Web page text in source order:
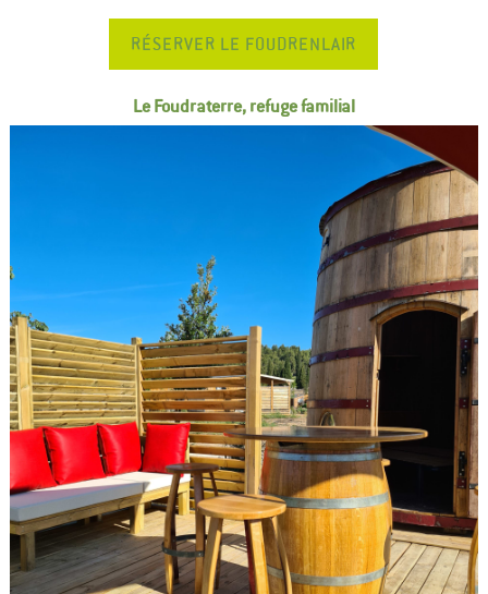
RÉSERVER LE FOUDRENLAIR
Le Foudraterre, refuge familial